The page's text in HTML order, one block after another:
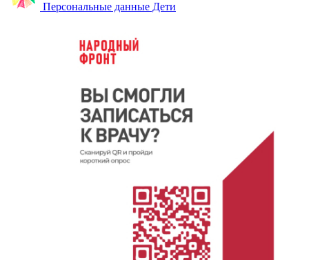
Персональные данные Дети